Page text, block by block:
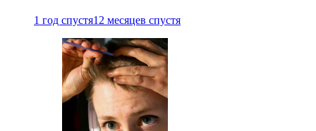
1 год спустя12 месяцев спустя